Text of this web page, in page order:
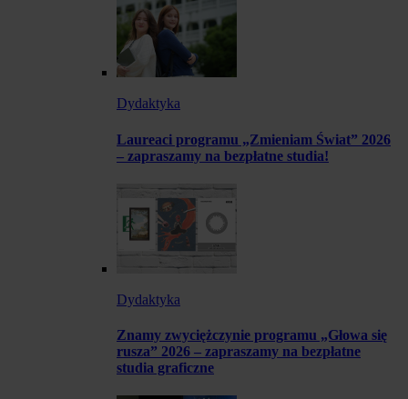
Dydaktyka
Laureaci programu „Zmieniam Świat” 2026
– zapraszamy na bezpłatne studia!
Dydaktyka
Znamy zwyciężczynie programu „Głowa się
rusza” 2026 – zapraszamy na bezpłatne
studia graficzne